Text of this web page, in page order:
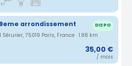
arrondissement DISPO
Sérurier, 75019 Paris, France · 1.88 km
35,00 €
/ mois